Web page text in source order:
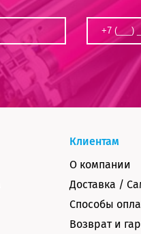
Клиентам
О компании
Доставка /
Способы
Возврат и